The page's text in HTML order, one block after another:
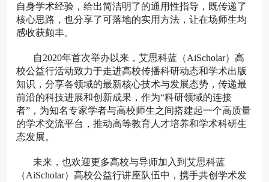
自身学术经验，给出简洁明了的通用性指导，既传递了
核心思路，也分享了可落地的实用方法，让在场师生均
感收获颇丰。
自2020年首次举办以来，艾思科蓝（AiScholar）高
校公益行活动致力于走进高校传播科研动态和学术出版
知识，分享各领域的最新核心技术与发展态势，传递最
前沿的科技进展和创新成果，作为“科研领域的连接
者”，为知名专家学者与高校师生之间搭建起一个高质量
的学术交流平台，推动高等教育人才培养和学术科研生
态发展。
未来，也欢迎更多高校与导师加入到艾思科蓝
（AiScholar）高校公益行讲座队伍中，携手共创学术发